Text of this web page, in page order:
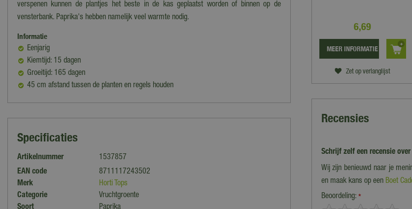
verspenen kunnen de plantjes het beste in de kas geplaatst worden of binnen op de
vensterbank. Paprika's hebben namelijk veel warmte nodig.
Informatie
Eenjarig
Kiemtijd: 15 dagen
Groeitijd: 165 dagen
45 cm afstand tussen de planten en regels houden
Specificaties
Artikelnummer
1537857
EAN code
8711117243502
Merk
Horti Tops
Categorie
Vruchtgroente
Soort
Paprika
6,69
Zet op verlanglijst
MEER INFORMATIE
Recensies
Schrijf zelf een recensie
Wij zijn benieuwd naar je
en maak kans op een Boet
Beoordeling: *